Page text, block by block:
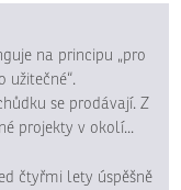
na principu „pro
užitečné“.
se prodávají. Z
projekty v okolí...
čtyřmi lety úspěšně